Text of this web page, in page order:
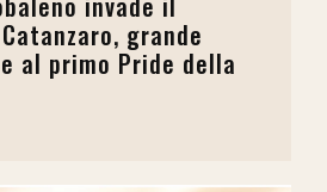
grande
al primo Pride della